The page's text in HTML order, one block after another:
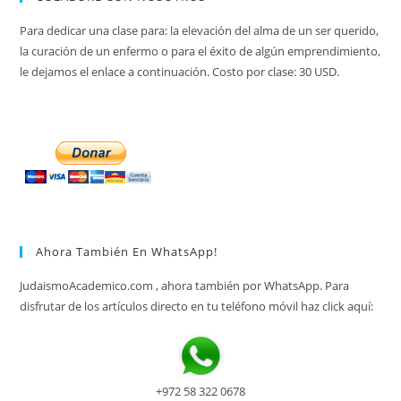
Para dedicar una clase para: la elevación del alma de un ser querido,
la curación de un enfermo o para el éxito de algún emprendimiento,
le dejamos el enlace a continuación. Costo por clase: 30 USD.
Ahora También En WhatsApp!
JudaismoAcademico.com , ahora también por WhatsApp. Para
disfrutar de los artículos directo en tu teléfono móvil haz click aquí:
+972 58 322 0678